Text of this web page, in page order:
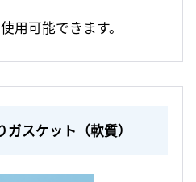
用可能できます。
スケット（軟質）